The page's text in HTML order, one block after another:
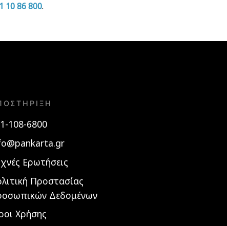
10 86 800.
108-6800
Ερωτήσεις
Προστασίας
Δεδομένων
Χρήσης